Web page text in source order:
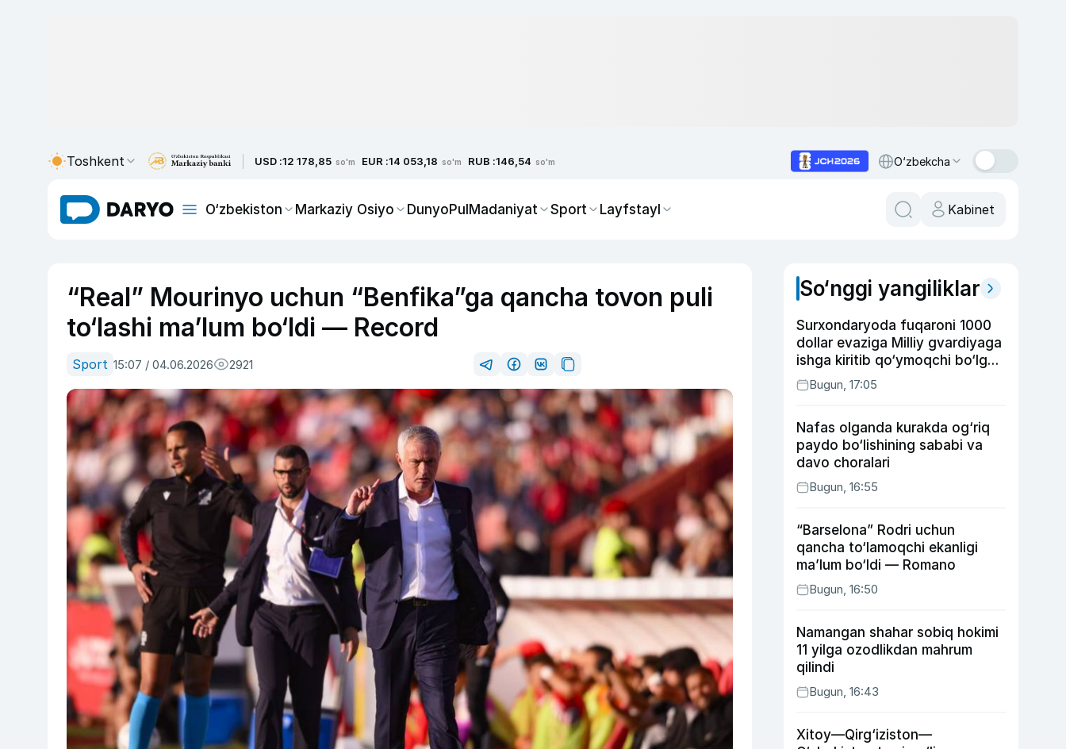
Toshkent USD :12 178,85 so'm EUR :14 053,18 so'm RUB :146,54 so'm O‘zbekcha
O‘zbekiston Markaziy Osiyo DunyoPulMadaniyat Sport Layfstayl Kabinet
“Real” Mourinyo uchun “Benfika”ga qancha tovon puli
to‘lashi ma’lum bo‘ldi — Record
Sport 15:07 / 04.06.2026 2921
So‘nggi yangiliklar
Surxondaryoda fuqaroni 1000
dollar evaziga Milliy gvardiyaga
ishga kiritib qo‘ymoqchi bo‘lgan
shaxs ushlandi
Bugun, 17:05
Nafas olganda kurakda og‘riq
paydo bo‘lishining sababi va
davo choralari
Bugun, 16:55
“Barselona” Rodri uchun
qancha to‘lamoqchi ekanligi
ma’lum bo‘ldi — Romano
Bugun, 16:50
Namangan shahar sobiq hokimi
11 yilga ozodlikdan mahrum
qilindi
Bugun, 16:43
Xitoy—Qirg‘iziston—